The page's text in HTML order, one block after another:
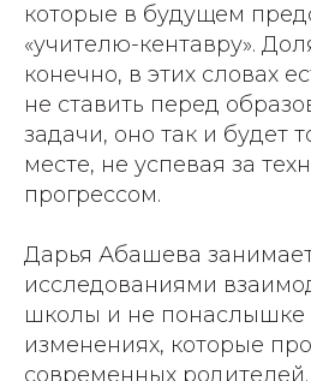
которые в будущем
«учителю-кентавру».
конечно, в этих словах
не ставить перед
задачи, оно так и будет
месте, не успевая за
прогрессом.
Дарья Абашева
исследованиями
школы и не понаслышке
изменениях, которые
современных